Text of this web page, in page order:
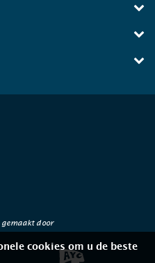
gemaakt door
cookies om u de beste